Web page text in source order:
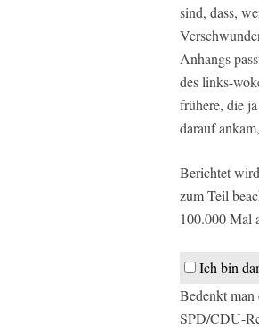
sind, dass,
Anhangs
des links-
frühere, die
darauf
Berichtet
zum Teil
100.000 Mal
Ich bin
Bedenkt
SPD/CDU-